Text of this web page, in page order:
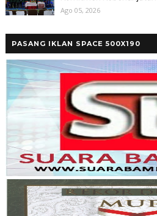
Ago 05, 2026
PASANG IKLAN SPACE 500X190